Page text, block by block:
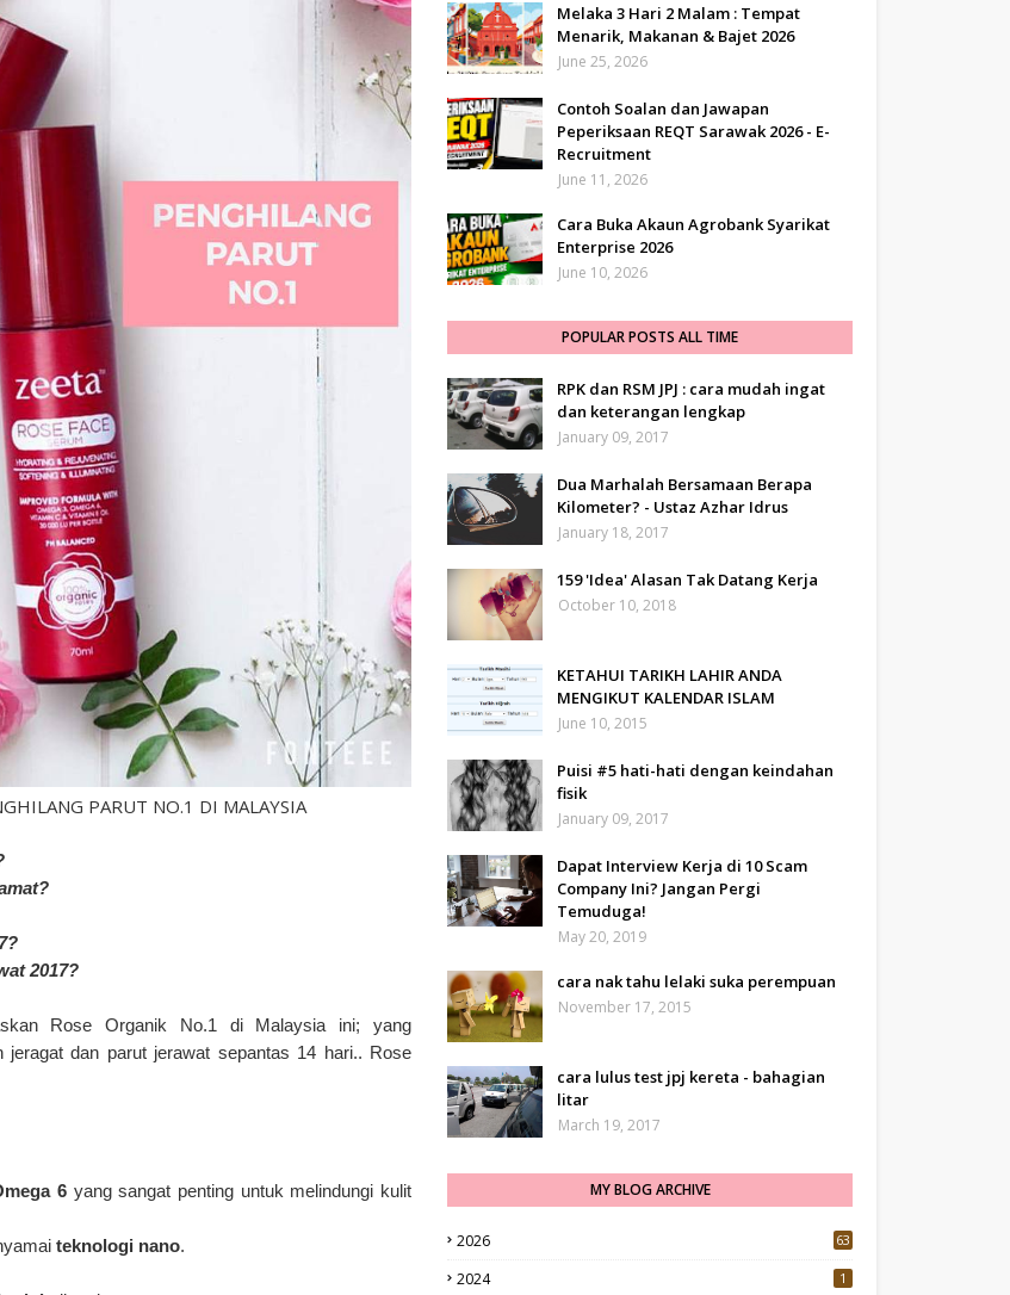
PARUT NO.1 DI MALAYSIA
2017?
Rose Organik No.1 di Malaysia ini; yang
jeragat dan parut jerawat sepantas 14 hari.. Rose
6 yang sangat penting untuk melindungi kulit
teknologi nano.
Melaka 3 Hari 2 Malam : Tempat
Menarik, Makanan & Bajet 2026
June 25, 2026
Contoh Soalan dan Jawapan
Peperiksaan REQT Sarawak 2026 - E-
Recruitment
June 11, 2026
Cara Buka Akaun Agrobank Syarikat
Enterprise 2026
June 10, 2026
POPULAR POSTS ALL TIME
RPK dan RSM JPJ : cara mudah ingat
dan keterangan lengkap
January 09, 2017
Dua Marhalah Bersamaan Berapa
Kilometer? - Ustaz Azhar Idrus
January 18, 2017
159 'Idea' Alasan Tak Datang Kerja
October 10, 2018
KETAHUI TARIKH LAHIR ANDA
MENGIKUT KALENDAR ISLAM
June 10, 2015
Puisi #5 hati-hati dengan keindahan
fisik
January 09, 2017
Dapat Interview Kerja di 10 Scam
Company Ini? Jangan Pergi
Temuduga!
May 20, 2019
cara nak tahu lelaki suka perempuan
November 17, 2015
cara lulus test jpj kereta - bahagian
litar
March 19, 2017
MY BLOG ARCHIVE
2026 63
2024 1